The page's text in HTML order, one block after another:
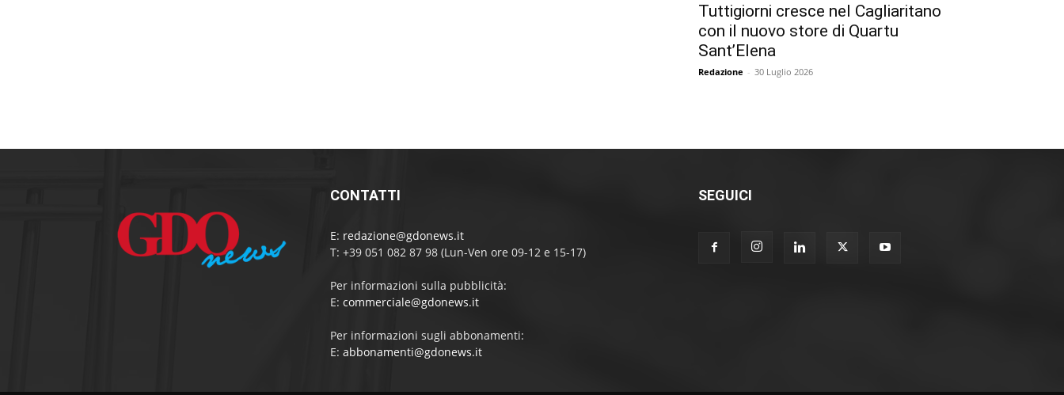
Tuttigiorni cresce nel Cagliaritano
con il nuovo store di Quartu
Sant’Elena
Redazione - 30 Luglio 2026
CONTATTI
E: redazione@gdonews.it
T: +39 051 082 87 98 (Lun-Ven ore 09-12 e 15-17)
Per informazioni sulla pubblicità:
E: commerciale@gdonews.it
Per informazioni sugli abbonamenti:
E: abbonamenti@gdonews.it
SEGUICI